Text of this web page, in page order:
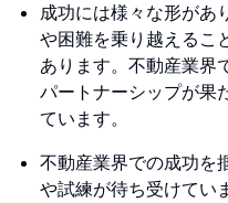
成功には様々な形があ
や困難を乗り越えるこ
あります。不動産業界
パートナーシップが果
ています。
不動産業界での成功を
や試練が待ち受けてい